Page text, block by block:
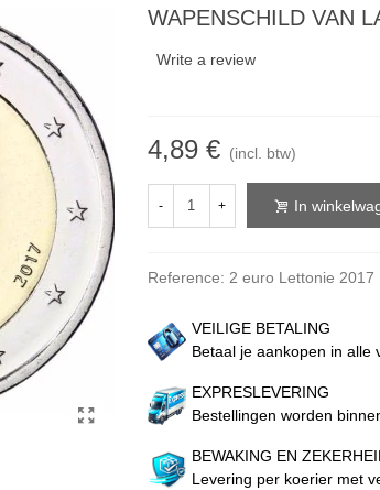
WAPENSCHILD VAN
Write a review
4,89 € (incl. btw)
- + In
Reference: 2 euro Lettonie 2017
VEILIGE BETALING
Betaal je aankopen in alle
EXPRESLEVERING
Bestellingen worden
BEWAKING EN
Levering per koerier met